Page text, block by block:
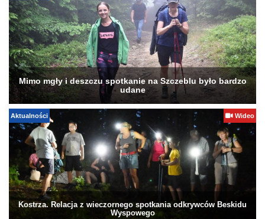
Mimo mgły i deszczu spotkanie na Szczeblu było bardzo
udane
Aktualności Wideo
Kostrza. Relacja z wieczornego spotkania odkrywców Beskidu
Wyspowego